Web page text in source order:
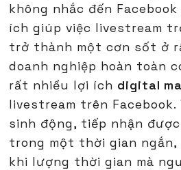
không nhắc đến
ích giúp việc livestream
trở thành một cơn sốt ở
doanh nghiệp hoàn toàn
rất nhiều lợi ích digital
livestream trên
sinh động, tiếp nhận
trong một thời gian ngắn,
khi lượng thời gian mà